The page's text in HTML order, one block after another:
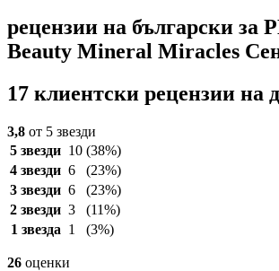
рецензии на български за
Beauty Mineral Miracles
17 клиентски рецензии на
3,8 от 5 звезди
5 звезди 10 (38%)
4 звезди 6
(23%)
3 звезди 6
(23%)
2 звезди 3
(11%)
1 звезда 1 (3%)
26 оценки